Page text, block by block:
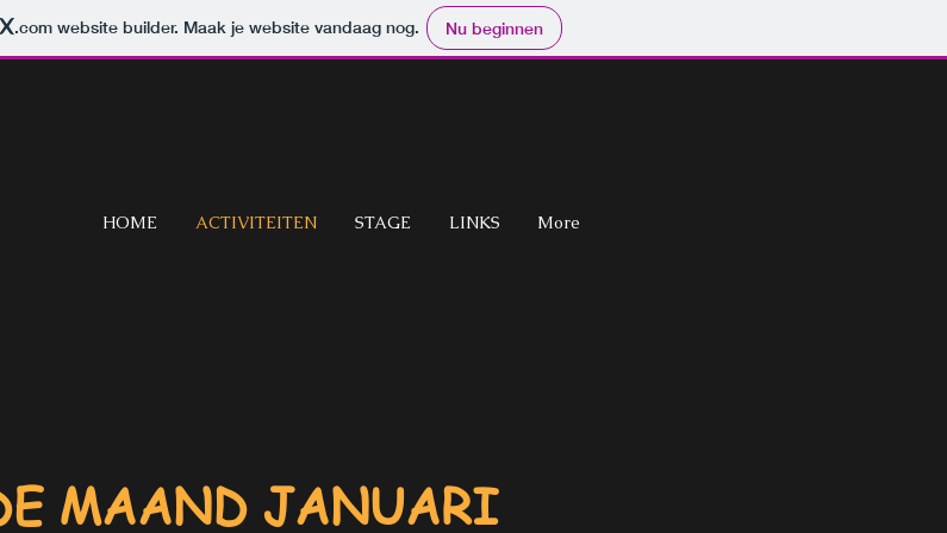
.com website builder. Maak je website vandaag nog. Nu beginnen
HOME ACTIVITEITEN STAGE LINKS More
MAAND JANUARI